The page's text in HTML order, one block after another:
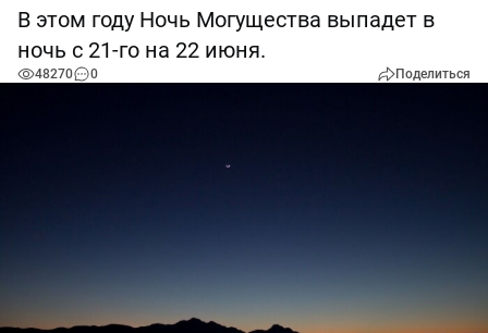
В этом году Ночь Могущества выпадет в
ночь с 21-го на 22 июня.
48270 0 Поделиться